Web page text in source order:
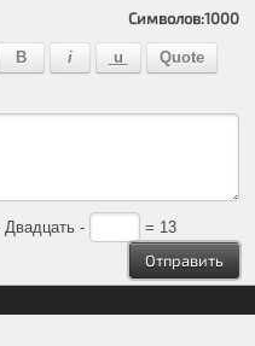
Символов:1000
Двадцать - = 13